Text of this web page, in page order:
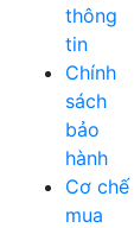
thông
tin
Chính
sách
bảo
hành
Cơ chế
mua